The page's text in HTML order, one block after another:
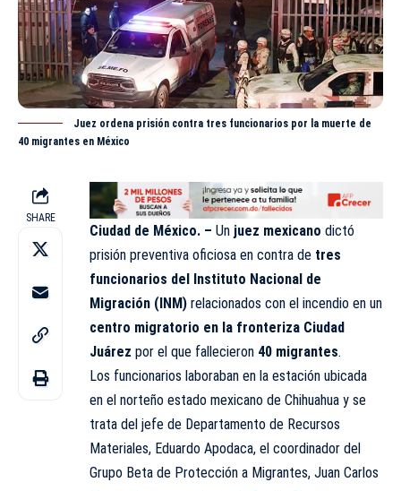
Juez ordena prisión contra tres funcionarios por la muerte de
40 migrantes en México
SHARE
Ciudad de México. – Un juez mexicano dictó
prisión preventiva oficiosa en contra de tres
funcionarios del Instituto Nacional de
Migración (INM) relacionados con el incendio en un
centro migratorio en la fronteriza Ciudad
Juárez por el que fallecieron 40 migrantes.
Los funcionarios laboraban en la estación ubicada
en el norteño estado mexicano de Chihuahua y se
trata del jefe de Departamento de Recursos
Materiales, Eduardo Apodaca, el coordinador del
Grupo Beta de Protección a Migrantes, Juan Carlos